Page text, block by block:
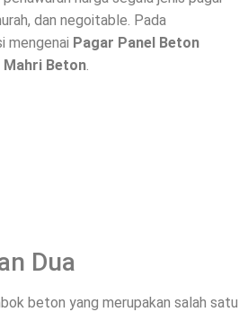
dan negoitable. Pada
mengenai Pagar Panel Beton
Mahri Beton
Dua
beton yang merupakan salah satu